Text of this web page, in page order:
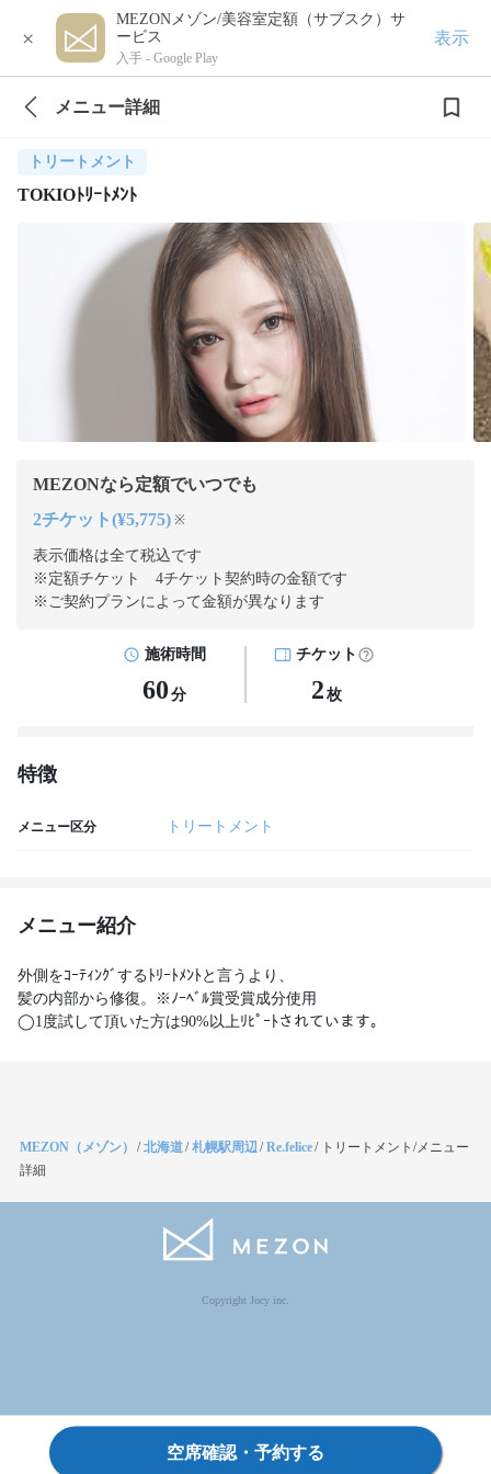
×
MEZONメゾン/美容室定額（サブスク）サ
ービス
入手 - Google Play
表示
メニュー詳細
トリートメント
TOKIOﾄﾘｰﾄﾒﾝﾄ
MEZONなら定額でいつでも
2チケット(¥5,775) ※
表示価格は全て税込です
※定額チケット 4チケット契約時の金額です
※ご契約プランによって金額が異なります
施術時間
60 分
チケット
2 枚
特徴
メニュー区分 トリートメント
メニュー紹介
外側をｺｰﾃｨﾝｸﾞするﾄﾘｰﾄﾒﾝﾄと言うより、
髪の内部から修復。※ﾉｰﾍﾞﾙ賞受賞成分使用
◯1度試して頂いた方は90%以上ﾘﾋﾟｰﾄされています。
MEZON（メゾン） /北海道/札幌駅周辺/Re.felice/ トリートメント/メニュー
詳細
Copyright Jocy inc.
空席確認・予約する